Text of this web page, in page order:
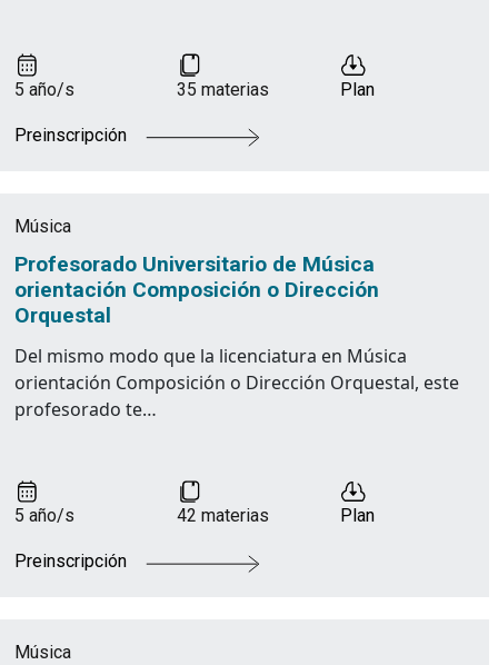
5 año/s 35 materias Plan
Preinscripción
Música
Profesorado Universitario de Música
orientación Composición o Dirección
Orquestal
Del mismo modo que la licenciatura en Música
orientación Composición o Dirección Orquestal, este
profesorado te…
5 año/s 42 materias Plan
Preinscripción
Música